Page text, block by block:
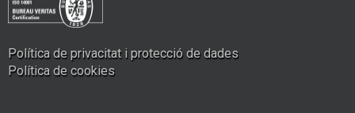
Política de privacitat i protecció de dades
Política de cookies